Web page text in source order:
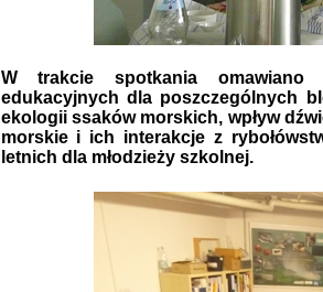
W trakcie spotkania omawiano
edukacyjnych dla poszczególnych
ekologii ssaków morskich, wpływ
morskie i ich interakcje z
letnich dla młodzieży szkolnej.